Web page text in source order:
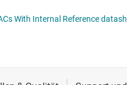
With Internal Reference